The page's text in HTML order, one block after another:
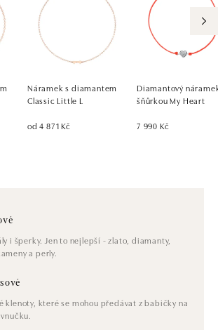
Náramek s diamantem
Classic Little L
od 4 871 Kč
Diamantový
šňůrkou My Heart
7 990 Kč
i šperky. Jen to nejlepší - zlato, diamanty,
a perly.
klenoty, které se mohou předávat z babičky na